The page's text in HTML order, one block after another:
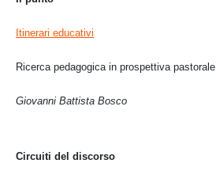
Itinerari educativi
Ricerca pedagogica in prospettiva pastorale
Giovanni Battista Bosco
Circuiti del discorso